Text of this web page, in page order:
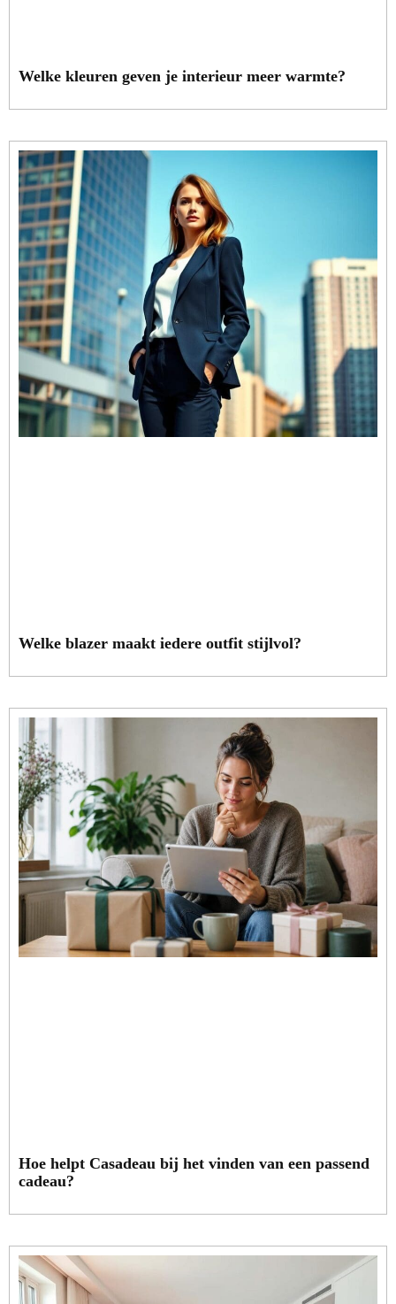
Welke kleuren geven je interieur meer warmte?
Welke blazer maakt iedere outfit stijlvol?
Hoe helpt Casadeau bij het vinden van een passend
cadeau?